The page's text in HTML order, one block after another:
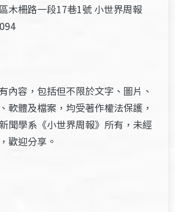
木柵路一段17巷1號 小世界周報
內容，包括但不限於文字、圖片、
軟體及檔案，均受著作權法保護，
聞學系《小世界周報》所有，未經
歡迎分享。